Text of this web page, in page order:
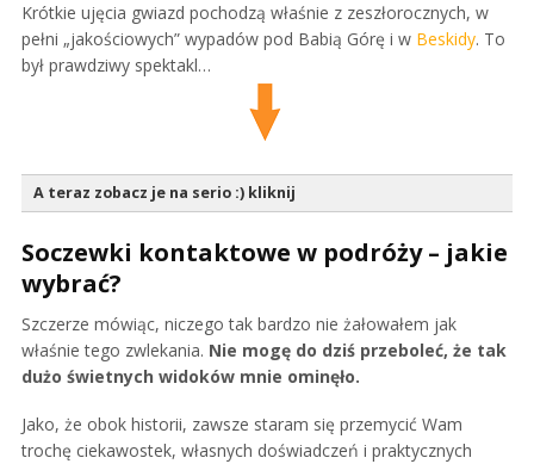
Krótkie ujęcia gwiazd pochodzą właśnie z zeszłorocznych, w
pełni „jakościowych” wypadów pod Babią Górę i w Beskidy. To
był prawdziwy spektakl…
A teraz zobacz je na serio :) kliknij
Soczewki kontaktowe w podróży – jakie
wybrać?
Szczerze mówiąc, niczego tak bardzo nie żałowałem jak
właśnie tego zwlekania. Nie mogę do dziś przeboleć, że tak
dużo świetnych widoków mnie ominęło.
Jako, że obok historii, zawsze staram się przemycić Wam
trochę ciekawostek, własnych doświadczeń i praktycznych